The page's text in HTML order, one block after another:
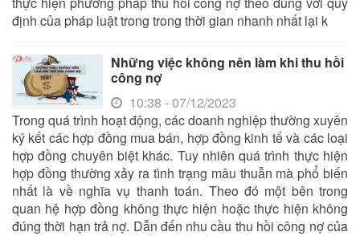
định của pháp luật trong trong thời gian nhanh nhất lại k
Những việc không nên làm khi thu hồi
công nợ
10:38 - 07/12/2023
Trong quá trình hoạt động, các doanh nghiệp thường xuyên
ký kết các hợp đồng mua bán, hợp đồng kinh tế và các loại
hợp đồng chuyên biệt khác. Tuy nhiên quá trình thực hiện
hợp đồng thường xảy ra tình trạng mâu thuẫn mà phổ biến
nhất là về nghĩa vụ thanh toán. Theo đó một bên trong
quan hệ hợp đồng không thực hiện hoặc thực hiện không
đúng thời hạn trả nợ. Dẫn đến nhu cầu thu hồi công nợ của